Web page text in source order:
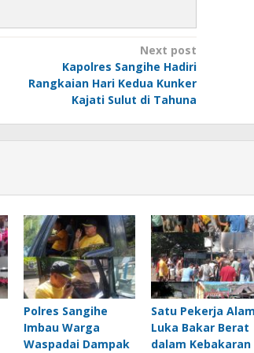
Next post
Kapolres Sangihe Hadiri
Rangkaian Hari Kedua Kunker
Kajati Sulut di Tahuna
Polres Sangihe
Imbau Warga
Waspadai Dampak
Satu Pekerja
Luka Bakar Berat
dalam Kebakaran